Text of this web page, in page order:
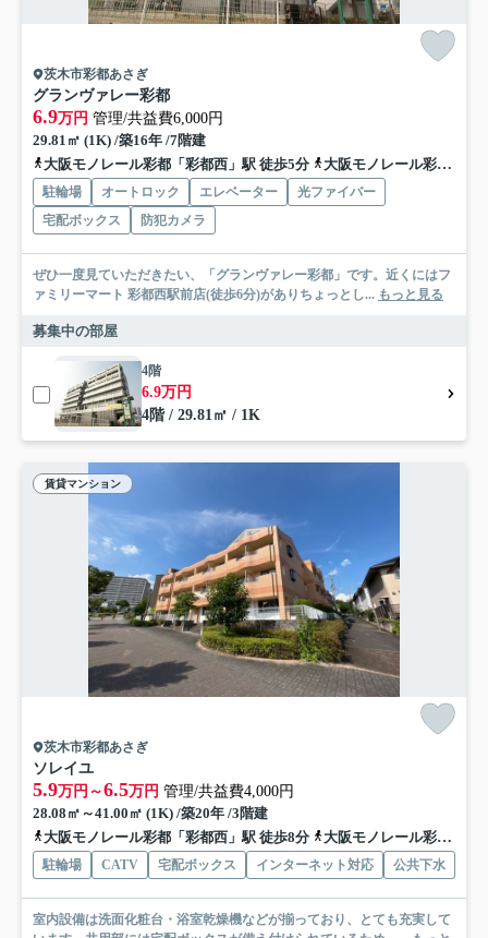
茨木市彩都あさぎ
グランヴァレー彩都
6.9万円 管理/共益費6,000円
29.81㎡ (1K) /築16年 /7階建
大阪モノレール彩都「彩都西」駅 徒歩5分
大阪モノレール彩都「豊川」駅 徒歩33分
駐輪場 オートロック エレベーター
光ファイバー
宅配ボックス
防犯カメラ
ぜひ一度見ていただきたい、「グランヴァレー彩都」です。近くにはフ
ァミリーマート 彩都西駅前店(徒歩6分)がありちょっとし... もっと見る
募集中の部屋
4階
6.9万円
4階 / 29.81㎡ / 1K
賃貸マンション
茨木市彩都あさぎ
ソレイユ
5.9万円～6.5万円 管理/共益費4,000円
28.08㎡～41.00㎡ (1K) /築20年 /3階建
大阪モノレール彩都「彩都西」駅 徒歩8分
大阪モノレール彩都「豊川」駅 徒歩26分
駐輪場 CATV 宅配ボックス インターネット対応 公共下水
室内設備は洗面化粧台・浴室乾燥機などが揃っており、とても充実して